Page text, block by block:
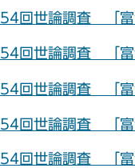
回世論調査 「富
回世論調査 「富
回世論調査 「富
回世論調査 「富
回世論調査 「富